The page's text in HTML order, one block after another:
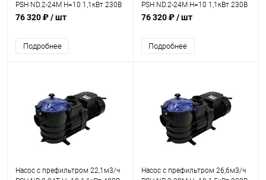
PSH ND.2-24M Н=10 1,1кВт 230В
(морская вода) (1ND20150M2V)
76 320 ₽/ шт
Подробнее
PSH ND.2-24M Н=10 1,1кВт 230В
(морская вода) (1ND22150M2V)
76 320 ₽/ шт
Подробнее
Насос с префильтром 22,1м3/ч
Насос с префильтром 26,6м3/ч